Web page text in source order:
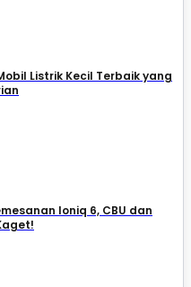
Listrik Kecil Terbaik yang
Ioniq 6, CBU dan